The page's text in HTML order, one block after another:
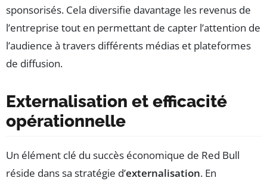
sponsorisés. Cela diversifie davantage les revenus de
l’entreprise tout en permettant de capter l’attention de
l’audience à travers différents médias et plateformes
de diffusion.
Externalisation et efficacité
opérationnelle
Un élément clé du succès économique de Red Bull
réside dans sa stratégie d’externalisation. En